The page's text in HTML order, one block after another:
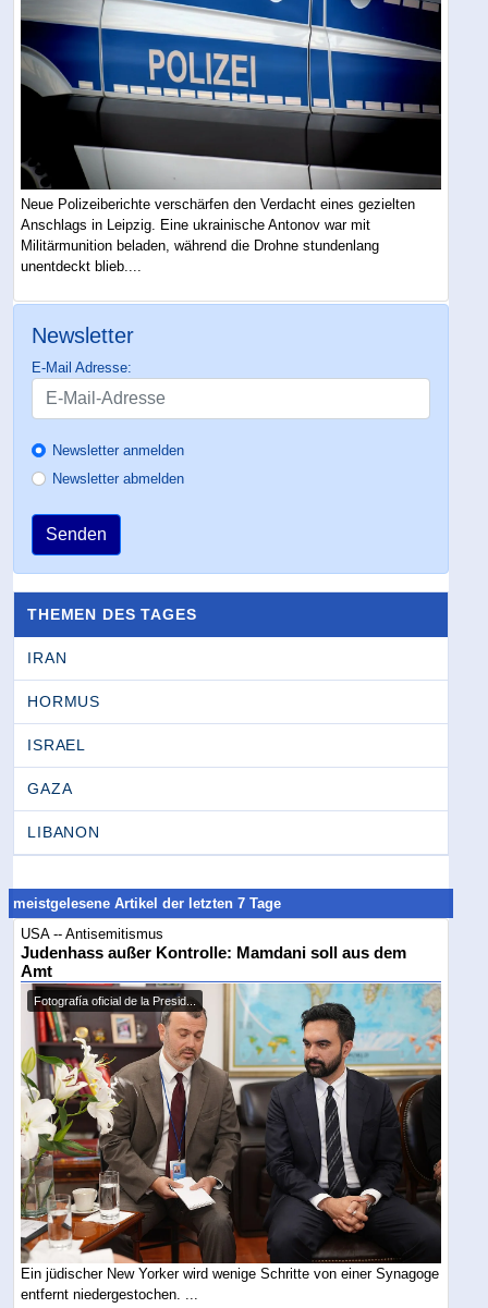
Neue Polizeiberichte verschärfen den Verdacht eines gezielten
Anschlags in Leipzig. Eine ukrainische Antonov war mit
Militärmunition beladen, während die Drohne stundenlang
unentdeckt blieb....
Newsletter
E-Mail Adresse:
Newsletter anmelden
Newsletter abmelden
Senden
THEMEN DES TAGES
IRAN
HORMUS
ISRAEL
GAZA
LIBANON
meistgelesene Artikel der letzten 7 Tage
USA -- Antisemitismus
Judenhass außer Kontrolle: Mamdani soll aus dem
Amt
Fotografía oficial de la Presid...
Ein jüdischer New Yorker wird wenige Schritte von einer Synagoge
entfernt niedergestochen. ...